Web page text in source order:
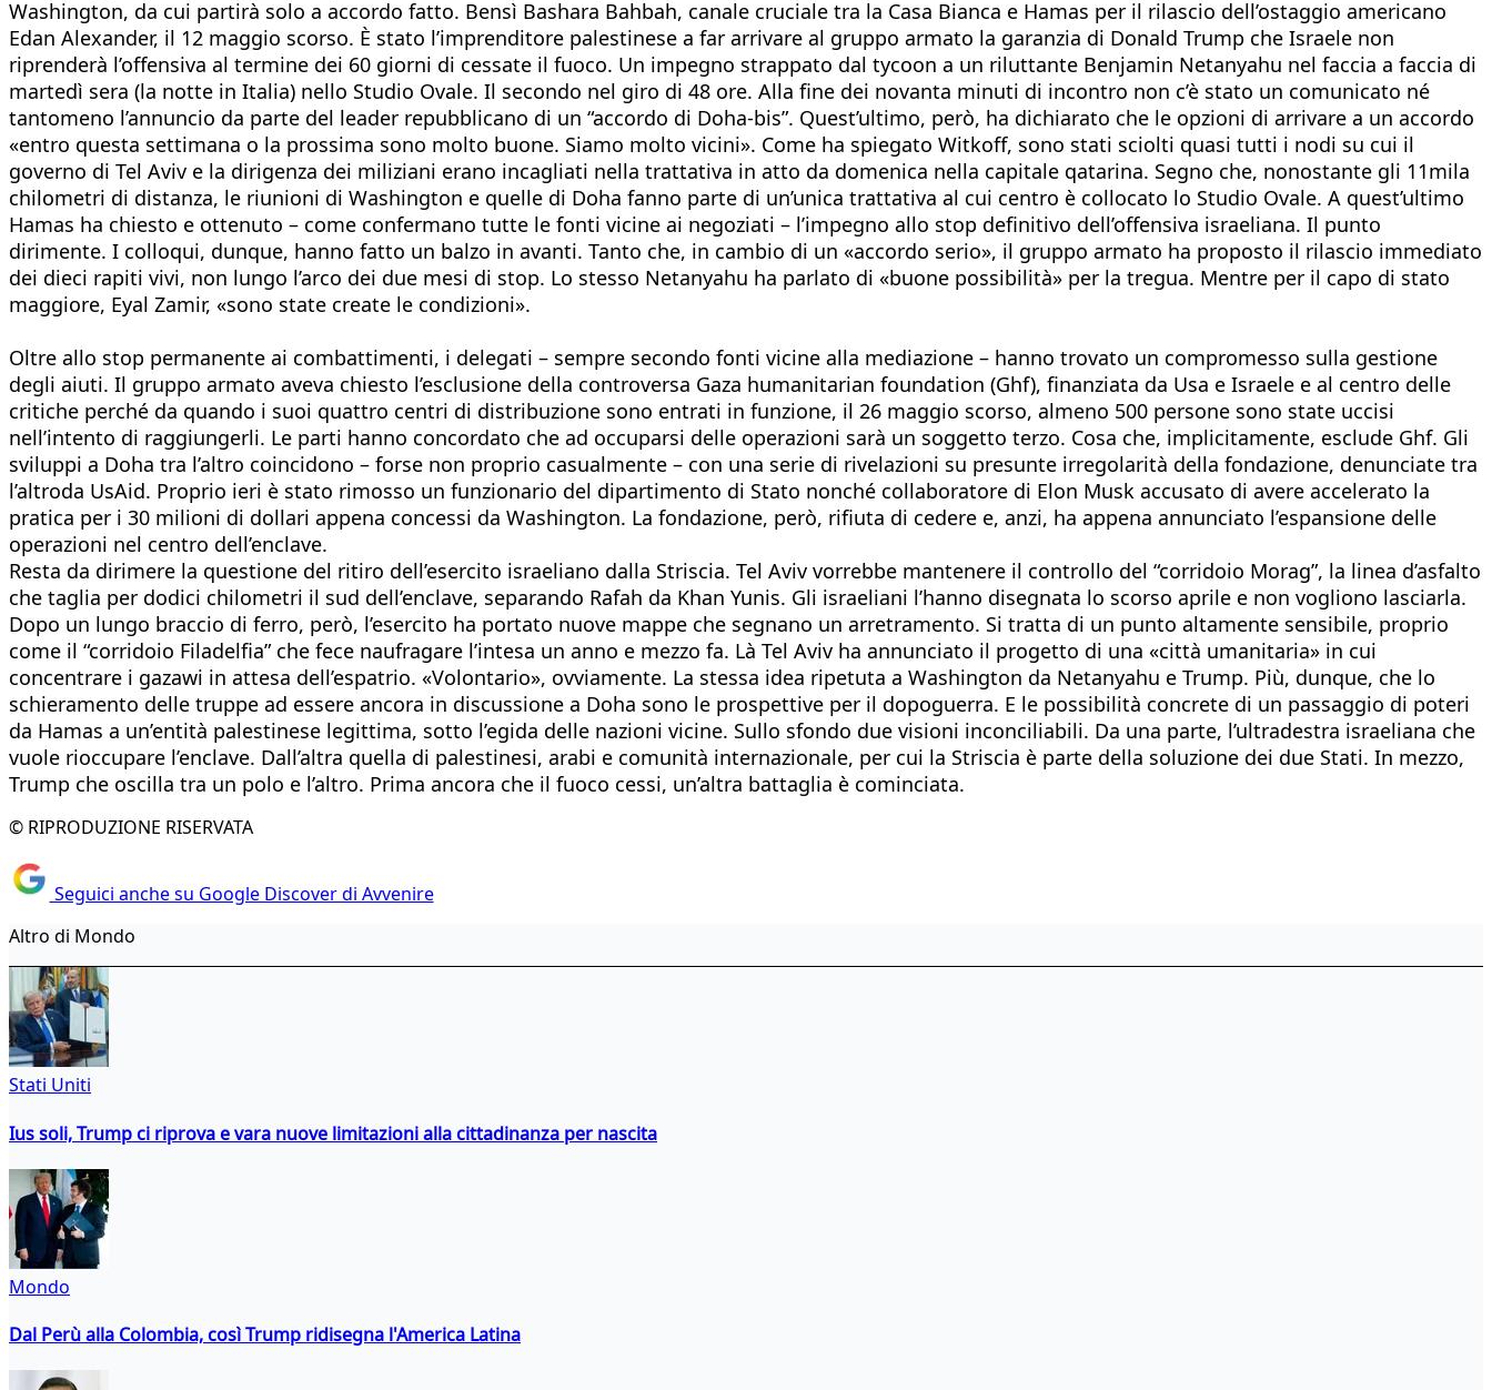
Washington, da cui partirà solo a accordo fatto. Bensì Bashara Bahbah, canale cruciale tra la Casa Bianca e Hamas per il rilascio dell’ostaggio americano
Edan Alexander, il 12 maggio scorso. È stato l’imprenditore palestinese a far arrivare al gruppo armato la garanzia di Donald Trump che Israele non
riprenderà l’offensiva al termine dei 60 giorni di cessate il fuoco. Un impegno strappato dal tycoon a un riluttante Benjamin Netanyahu nel faccia a faccia di
martedì sera (la notte in Italia) nello Studio Ovale. Il secondo nel giro di 48 ore. Alla fine dei novanta minuti di incontro non c’è stato un comunicato né
tantomeno l’annuncio da parte del leader repubblicano di un “accordo di Doha-bis”. Quest’ultimo, però, ha dichiarato che le opzioni di arrivare a un accordo
«entro questa settimana o la prossima sono molto buone. Siamo molto vicini». Come ha spiegato Witkoff, sono stati sciolti quasi tutti i nodi su cui il
governo di Tel Aviv e la dirigenza dei miliziani erano incagliati nella trattativa in atto da domenica nella capitale qatarina. Segno che, nonostante gli 11mila
chilometri di distanza, le riunioni di Washington e quelle di Doha fanno parte di un’unica trattativa al cui centro è collocato lo Studio Ovale. A quest’ultimo
Hamas ha chiesto e ottenuto – come confermano tutte le fonti vicine ai negoziati – l’impegno allo stop definitivo dell’offensiva israeliana. Il punto
dirimente. I colloqui, dunque, hanno fatto un balzo in avanti. Tanto che, in cambio di un «accordo serio», il gruppo armato ha proposto il rilascio immediato
dei dieci rapiti vivi, non lungo l’arco dei due mesi di stop. Lo stesso Netanyahu ha parlato di «buone possibilità» per la tregua. Mentre per il capo di stato
maggiore, Eyal Zamir, «sono state create le condizioni».
Oltre allo stop permanente ai combattimenti, i delegati – sempre secondo fonti vicine alla mediazione – hanno trovato un compromesso sulla gestione
degli aiuti. Il gruppo armato aveva chiesto l’esclusione della controversa Gaza humanitarian foundation (Ghf), finanziata da Usa e Israele e al centro delle
critiche perché da quando i suoi quattro centri di distribuzione sono entrati in funzione, il 26 maggio scorso, almeno 500 persone sono state uccisi
nell’intento di raggiungerli. Le parti hanno concordato che ad occuparsi delle operazioni sarà un soggetto terzo. Cosa che, implicitamente, esclude Ghf. Gli
sviluppi a Doha tra l’altro coincidono – forse non proprio casualmente – con una serie di rivelazioni su presunte irregolarità della fondazione, denunciate tra
l’altroda UsAid. Proprio ieri è stato rimosso un funzionario del dipartimento di Stato nonché collaboratore di Elon Musk accusato di avere accelerato la
pratica per i 30 milioni di dollari appena concessi da Washington. La fondazione, però, rifiuta di cedere e, anzi, ha appena annunciato l’espansione delle
operazioni nel centro dell’enclave.
Resta da dirimere la questione del ritiro dell’esercito israeliano dalla Striscia. Tel Aviv vorrebbe mantenere il controllo del “corridoio Morag”, la linea d’asfalto
che taglia per dodici chilometri il sud dell’enclave, separando Rafah da Khan Yunis. Gli israeliani l’hanno disegnata lo scorso aprile e non vogliono lasciarla.
Dopo un lungo braccio di ferro, però, l’esercito ha portato nuove mappe che segnano un arretramento. Si tratta di un punto altamente sensibile, proprio
come il “corridoio Filadelfia” che fece naufragare l’intesa un anno e mezzo fa. Là Tel Aviv ha annunciato il progetto di una «città umanitaria» in cui
concentrare i gazawi in attesa dell’espatrio. «Volontario», ovviamente. La stessa idea ripetuta a Washington da Netanyahu e Trump. Più, dunque, che lo
schieramento delle truppe ad essere ancora in discussione a Doha sono le prospettive per il dopoguerra. E le possibilità concrete di un passaggio di poteri
da Hamas a un’entità palestinese legittima, sotto l’egida delle nazioni vicine. Sullo sfondo due visioni inconciliabili. Da una parte, l’ultradestra israeliana che
vuole rioccupare l’enclave. Dall’altra quella di palestinesi, arabi e comunità internazionale, per cui la Striscia è parte della soluzione dei due Stati. In mezzo,
Trump che oscilla tra un polo e l’altro. Prima ancora che il fuoco cessi, un’altra battaglia è cominciata.
© RIPRODUZIONE RISERVATA
Seguici anche su Google Discover di Avvenire
Altro di Mondo
Stati Uniti
Ius soli, Trump ci riprova e vara nuove limitazioni alla cittadinanza per nascita
Mondo
Dal Perù alla Colombia, così Trump ridisegna l'America Latina